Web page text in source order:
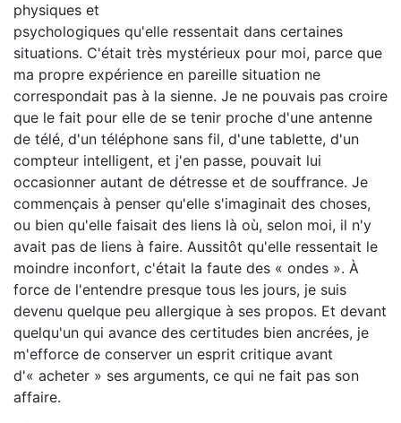
physiques et
psychologiques qu'elle ressentait dans certaines
situations. C'était très mystérieux pour moi, parce que
ma propre expérience en pareille situation ne
correspondait pas à la sienne. Je ne pouvais pas croire
que le fait pour elle de se tenir proche d'une antenne
de télé, d'un téléphone sans fil, d'une tablette, d'un
compteur intelligent, et j'en passe, pouvait lui
occasionner autant de détresse et de souffrance. Je
commençais à penser qu'elle s'imaginait des choses,
ou bien qu'elle faisait des liens là où, selon moi, il n'y
avait pas de liens à faire. Aussitôt qu'elle ressentait le
moindre inconfort, c'était la faute des « ondes ». À
force de l'entendre presque tous les jours, je suis
devenu quelque peu allergique à ses propos. Et devant
quelqu'un qui avance des certitudes bien ancrées, je
m'efforce de conserver un esprit critique avant
d'« acheter » ses arguments, ce qui ne fait pas son
affaire.